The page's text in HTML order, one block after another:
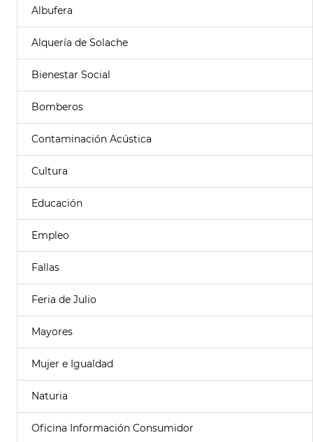
Albufera
Alquería de Solache
Bienestar Social
Bomberos
Contaminación Acústica
Cultura
Educación
Empleo
Fallas
Feria de Julio
Mayores
Mujer e Igualdad
Naturia
Oficina Información Consumidor